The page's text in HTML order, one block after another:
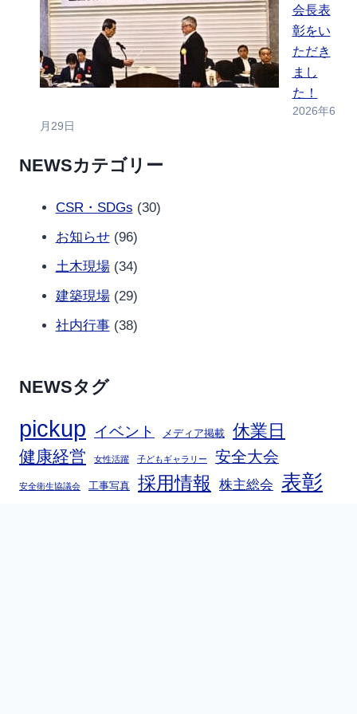
会長表
彰をい
ただき
まし
た！
2026年6
月29日
NEWSカテゴリー
CSR・SDGs (30)
お知らせ(96)
土木現場(34)
建築現場(29)
社内行事(38)
NEWSタグ
pickup イベント メディア掲載 休業日
健康経営 女性活躍 子どもギャラリー 安全大会
安全衛生協議会 工事写真 採用情報 株主総会 表彰